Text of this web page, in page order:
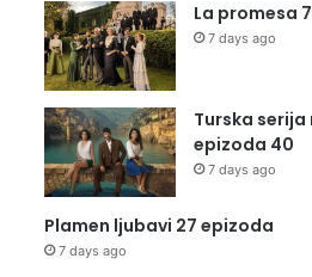
La promesa
7 days ago
Turska
epizoda 40
7 days ago
Plamen ljubavi 27 epizoda
7 days ago